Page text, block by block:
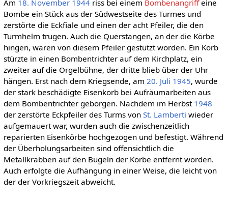
Am 18. November 1944riss bei einem Bombenangriffeine
Bombe ein Stück aus der Südwestseite des Turmes und
zerstörte die Eckfiale und einen der acht Pfeiler, die den
Turmhelm trugen. Auch die Querstangen, an der die Körbe
hingen, waren von diesem Pfeiler gestützt worden. Ein Korb
stürzte in einen Bombentrichter auf dem Kirchplatz, ein
zweiter auf die Orgelbühne, der dritte blieb über der Uhr
hängen. Erst nach dem Kriegsende, am 20. Juli 1945, wurde
der stark beschädigte Eisenkorb bei Aufräumarbeiten aus
dem Bombentrichter geborgen. Nachdem im Herbst 1948
der zerstörte Eckpfeiler des Turms von St. Lamberti wieder
aufgemauert war, wurden auch die zwischenzeitlich
reparierten Eisenkörbe hochgezogen und befestigt. Während
der Überholungsarbeiten sind offensichtlich die
Metallkrabben auf den Bügeln der Körbe entfernt worden.
Auch erfolgte die Aufhängung in einer Weise, die leicht von
der der Vorkriegszeit abweicht.